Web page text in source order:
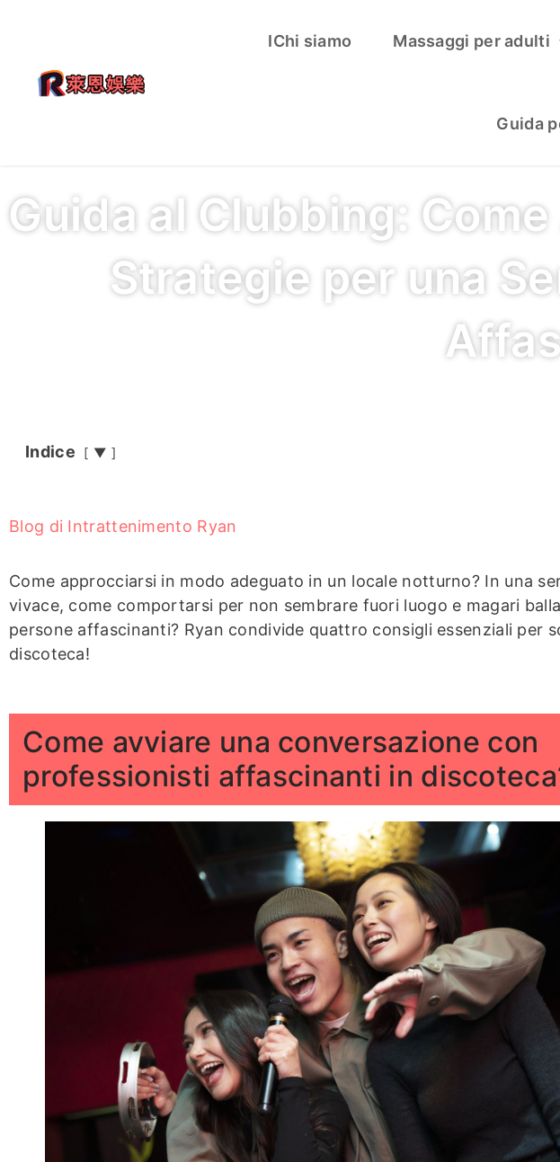
IChi siamo Massaggi per adulti
Guida
Guida al Clubbing:
Strategie per una
Indice ▼
Blog di Intrattenimento Ryan
Come approcciarsi in modo adeguato in un locale notturno? In una
vivace, come comportarsi per non sembrare fuori luogo e magari
persone affascinanti? Ryan condivide quattro consigli essenziali per
discoteca!
Come avviare una conversazione con
professionisti affascinanti in